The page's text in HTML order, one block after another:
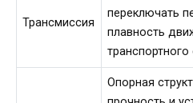
Трансмиссия
переключать
плавность
транспортного
Опорная